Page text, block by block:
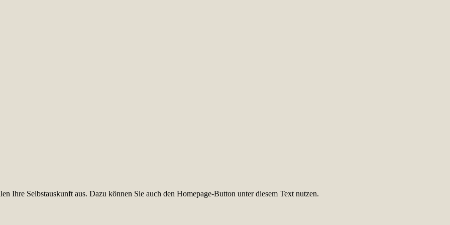
Ihre Selbstauskunft aus. Dazu können Sie auch den Homepage-Button unter diesem Text nutzen.